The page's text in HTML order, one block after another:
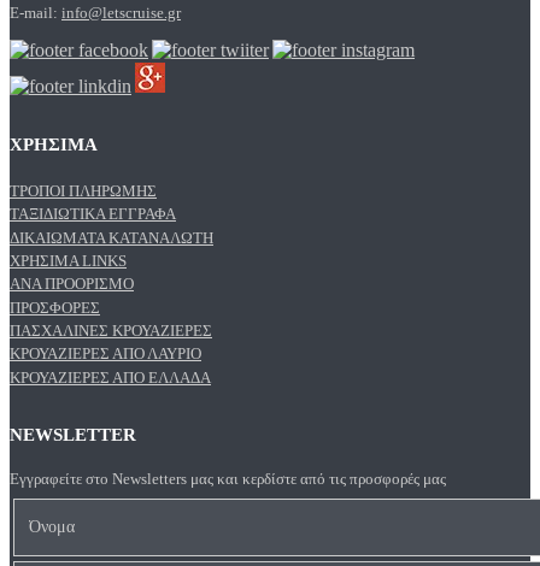
E-mail: info@letscruise.gr
ΧΡΗΣΙΜΑ
ΤΡΌΠΟΙ ΠΛΗΡΩΜΉΣ
ΤΑΞΙΔΙΩΤΙΚΆ ΈΓΓΡΑΦΑ
ΔΙΚΑΙΏΜΑΤΑ ΚΑΤΑΝΑΛΩΤΉ
ΧΡΉΣΙΜΑ LINKS
ΑΝΑ ΠΡΟΟΡΙΣΜΌ
ΠΡΟΣΦΟΡΈΣ
ΠΑΣΧΑΛΙΝΈΣ ΚΡΟΥΑΖΙΈΡΕΣ
ΚΡΟΥΑΖΙΈΡΕΣ ΑΠΌ ΛΑΎΡΙΟ
ΚΡΟΥΑΖΙΈΡΕΣ ΑΠΌ ΕΛΛΆΔΑ
NEWSLETTER
Εγγραφείτε στο Newsletters μας και κερδίστε από τις προσφορές μας